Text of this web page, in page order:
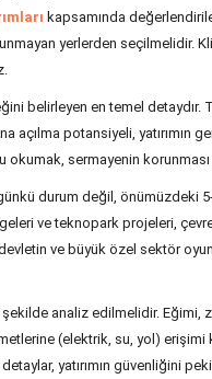
kapsamında
yerlerden seçilmelidir.
belirleyen en temel
potansiyeli, yatırımın
sermayenin
durum değil, önümüzdeki 5-
ve teknopark projeleri,
ve büyük özel sektör
şekilde analiz edilmelidir.
(elektrik, su, yol) erişimi
yatırımın güvenliğini